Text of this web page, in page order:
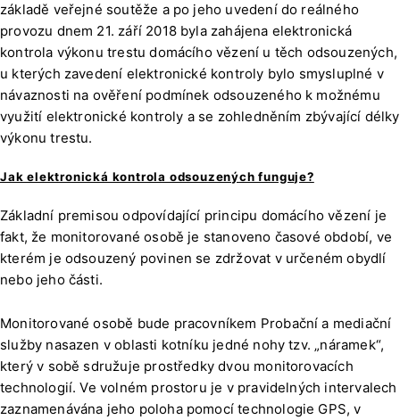
základě veřejné soutěže a po jeho uvedení do reálného
provozu dnem 21. září 2018 byla zahájena elektronická
kontrola výkonu trestu domácího vězení u těch odsouzených,
u kterých zavedení elektronické kontroly bylo smysluplné v
návaznosti na ověření podmínek odsouzeného k možnému
využití elektronické kontroly a se zohledněním zbývající délky
výkonu trestu.
Jak elektronická kontrola odsouzených funguje?
Základní premisou odpovídající principu domácího vězení je
fakt, že monitorované osobě je stanoveno časové období, ve
kterém je odsouzený povinen se zdržovat v určeném obydlí
nebo jeho části.
Monitorované osobě bude pracovníkem Probační a mediační
služby nasazen v oblasti kotníku jedné nohy tzv. „náramek“,
který v sobě sdružuje prostředky dvou monitorovacích
technologií. Ve volném prostoru je v pravidelných intervalech
zaznamenávána jeho poloha pomocí technologie GPS, v